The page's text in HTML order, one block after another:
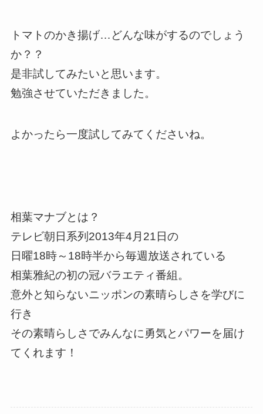
トマトのかき揚げ…どんな味がするのでしょう
か？？
是非試してみたいと思います。
勉強させていただきました。
よかったら一度試してみてくださいね。
相葉マナブとは？
テレビ朝日系列2013年4月21日の
日曜18時～18時半から毎週放送されている
相葉雅紀の初の冠バラエティ番組。
意外と知らないニッポンの素晴らしさを学びに
行き
その素晴らしさでみんなに勇気とパワーを届け
てくれます！